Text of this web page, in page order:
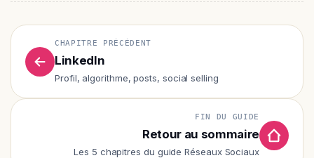
CHAPITRE PRÉCÉDENT
LinkedIn
Profil, algorithme, posts, social selling
FIN DU GUIDE
Retour au sommaire
Les 5 chapitres du guide Réseaux Sociaux